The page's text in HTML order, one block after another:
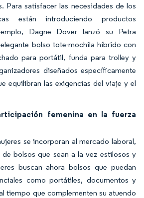
Para satisfacer las necesidades de los
están introduciendo productos
Dagne Dover lanzó su Petra
bolso tote-mochila híbrido con
para portátil, funda para trolley y
diseñados específicamente
equilibran las exigencias del viaje y el
femenina en la fuerza
se incorporan al mercado laboral,
bolsos que sean a la vez estilosos y
buscan ahora bolsos que puedan
como portátiles, documentos y
tiempo que complementen su atuendo